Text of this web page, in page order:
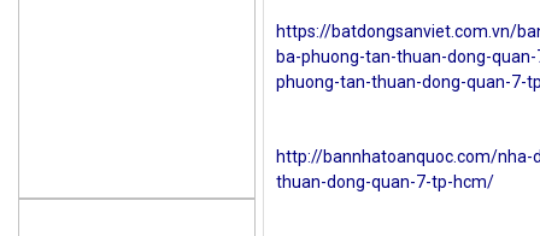
https://batdongsanviet.com.vn/
ba-phuong-tan-thuan-dong-
phuong-tan-thuan-dong-quan-7-
http://bannhatoanquoc.com/
thuan-dong-quan-7-tp-hcm/